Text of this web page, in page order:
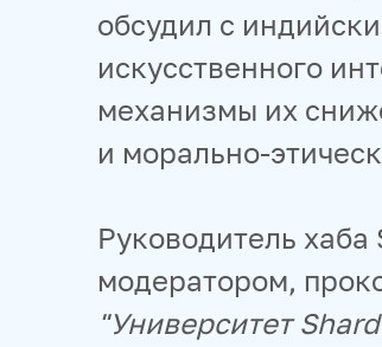
обсудил с
искусственного
механизмы их
и морально-
Руководитель
модератором,
"Университет